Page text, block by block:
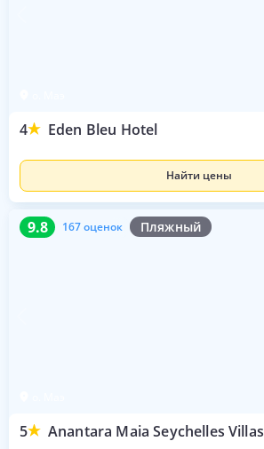
4 Eden Bleu Hotel
Найти цены
9.8 167 оценок Пляжный
5 Anantara Maia Seychelles Villas
9.8 167 оценок